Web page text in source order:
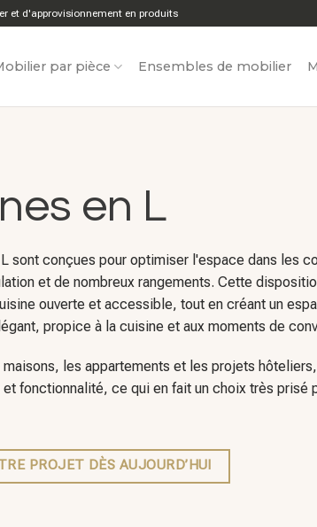
et d'approvisionnement en produits
par pièce Ensembles de mobilier
en L
sont conçues pour optimiser l'espace dans les
et de nombreux rangements. Cette
ouverte et accessible, tout en créant un
propice à la cuisine et aux moments de
maisons, les appartements et les projets
fonctionnalité, ce qui en fait un choix très prisé
PROJET DÈS AUJOURD’HUI